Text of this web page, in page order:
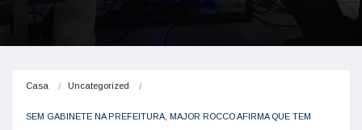
Casa Uncategorized
SEM GABINETE NA PREFEITURA, MAJOR ROCCO AFIRMA QUE TEM